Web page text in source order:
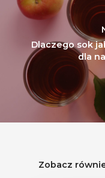
Dlaczego sok
dla
Zobacz